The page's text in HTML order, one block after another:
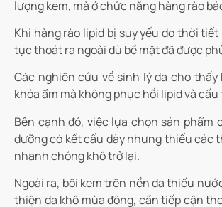
lượng kem, mà ở chức năng hàng rào
Khi hàng rào lipid bị suy yếu do thời
tục thoát ra ngoài dù bề mặt đã được
Các nghiên cứu về sinh lý da cho
khóa ẩm mà không phục hồi lipid và
Bên cạnh đó, việc lựa chọn sản
dưỡng có kết cấu dày nhưng thiếu các
nhanh chóng khô trở lại.
Ngoài ra, bôi kem trên nền da thiếu
thiện da khô mùa đông, cần tiếp cận